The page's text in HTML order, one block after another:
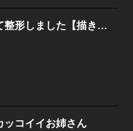
愛されたくて整形しました【描き下ろしおまけ付き特装版】
ッコイイお姉さん